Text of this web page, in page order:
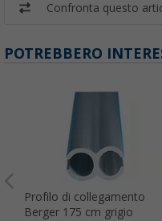
Confronta questo
POTREBBERO
Profilo di collegamento
Berger 175 cm grigio